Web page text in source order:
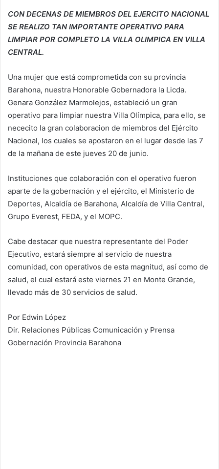
CON DECENAS DE MIEMBROS DEL EJERCITO NACIONAL
SE REALIZO TAN IMPORTANTE OPERATIVO PARA
LIMPIAR POR COMPLETO LA VILLA OLIMPICA EN VILLA
CENTRAL.
Una mujer que está comprometida con su provincia
Barahona, nuestra Honorable Gobernadora la Licda.
Genara González Marmolejos, estableció un gran
operativo para limpiar nuestra Villa Olímpica, para ello, se
nececito la gran colaboracion de miembros del Ejército
Nacional, los cuales se apostaron en el lugar desde las 7
de la mañana de este jueves 20 de junio.
Instituciones que colaboración con el operativo fueron
aparte de la gobernación y el ejército, el Ministerio de
Deportes, Alcaldía de Barahona, Alcaldía de Villa Central,
Grupo Everest, FEDA, y el MOPC.
Cabe destacar que nuestra representante del Poder
Ejecutivo, estará siempre al servicio de nuestra
comunidad, con operativos de esta magnitud, así como de
salud, el cual estará este viernes 21 en Monte Grande,
llevado más de 30 servicios de salud.
Por Edwin López
Dir. Relaciones Públicas Comunicación y Prensa
Gobernación Provincia Barahona